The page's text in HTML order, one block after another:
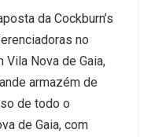
da Cockburn’s
no
Nova de Gaia,
armazém de
de todo o
de Gaia, com